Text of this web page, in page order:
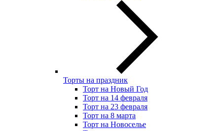
Торты на праздник
Торт на Новый Год
Торт на 14 февраля
Торт на 23 февраля
Торт на 8 марта
Торт на Новоселье